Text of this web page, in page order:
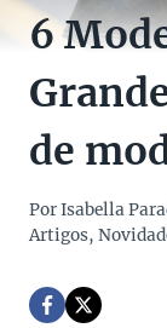
6
de
PorIsabella
Artigos,